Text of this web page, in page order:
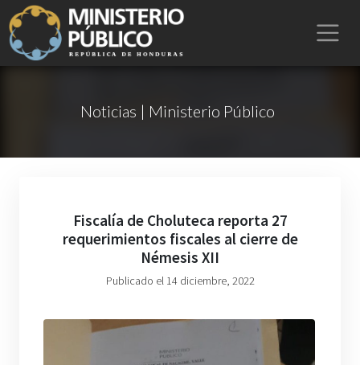
Noticias | Ministerio Público
Fiscalía de Choluteca reporta 27
requerimientos fiscales al cierre de
Némesis XII
Publicado el 14 diciembre, 2022